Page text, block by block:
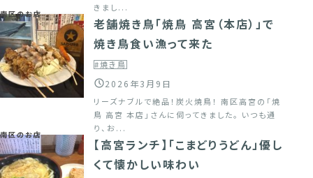
きまし...
南区のお店
老舗焼き鳥「焼鳥 高宮（本店）」で
焼き鳥食い漁って来た
#焼き鳥
2026年3月9日
リーズナブルで絶品！炭火焼鳥！ 南区高宮の「焼
鳥 高宮 本店」さんに伺ってきました。 いつも通
り、お...
南区のお店
【高宮ランチ】「こまどりうどん」優し
くて懐かしい味わい